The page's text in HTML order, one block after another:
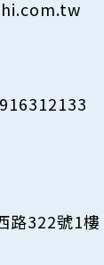
路322號1樓